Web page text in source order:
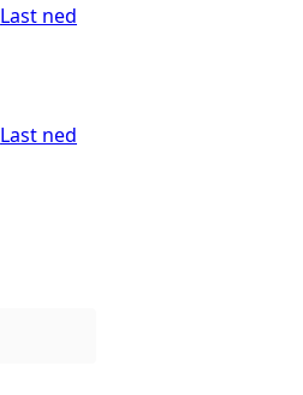
Last ned
Last ned